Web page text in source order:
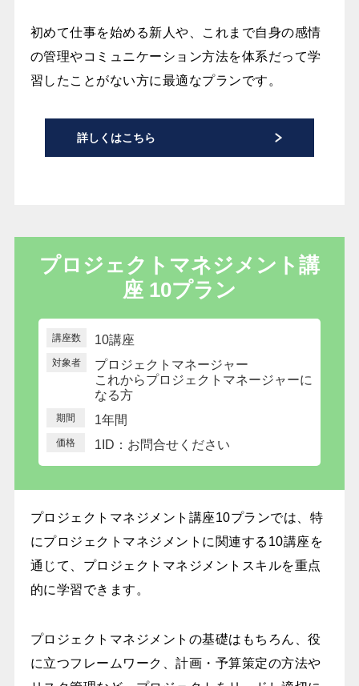
初めて仕事を始める新人や、これまで自身の感情
の管理やコミュニケーション方法を体系だって学
習したことがない方に最適なプランです。
詳しくはこちら
プロジェクトマネジメント講
座10プラン
講座数 10講座
対象者
プロジェクトマネージャー
これからプロジェクトマネージャーに
なる方
期間 1年間
価格 1ID：お問合せください
プロジェクトマネジメント講座10プランでは、特
にプロジェクトマネジメントに関連する10講座を
通じて、プロジェクトマネジメントスキルを重点
的に学習できます。
プロジェクトマネジメントの基礎はもちろん、役
に立つフレームワーク、計画・予算策定の方法や